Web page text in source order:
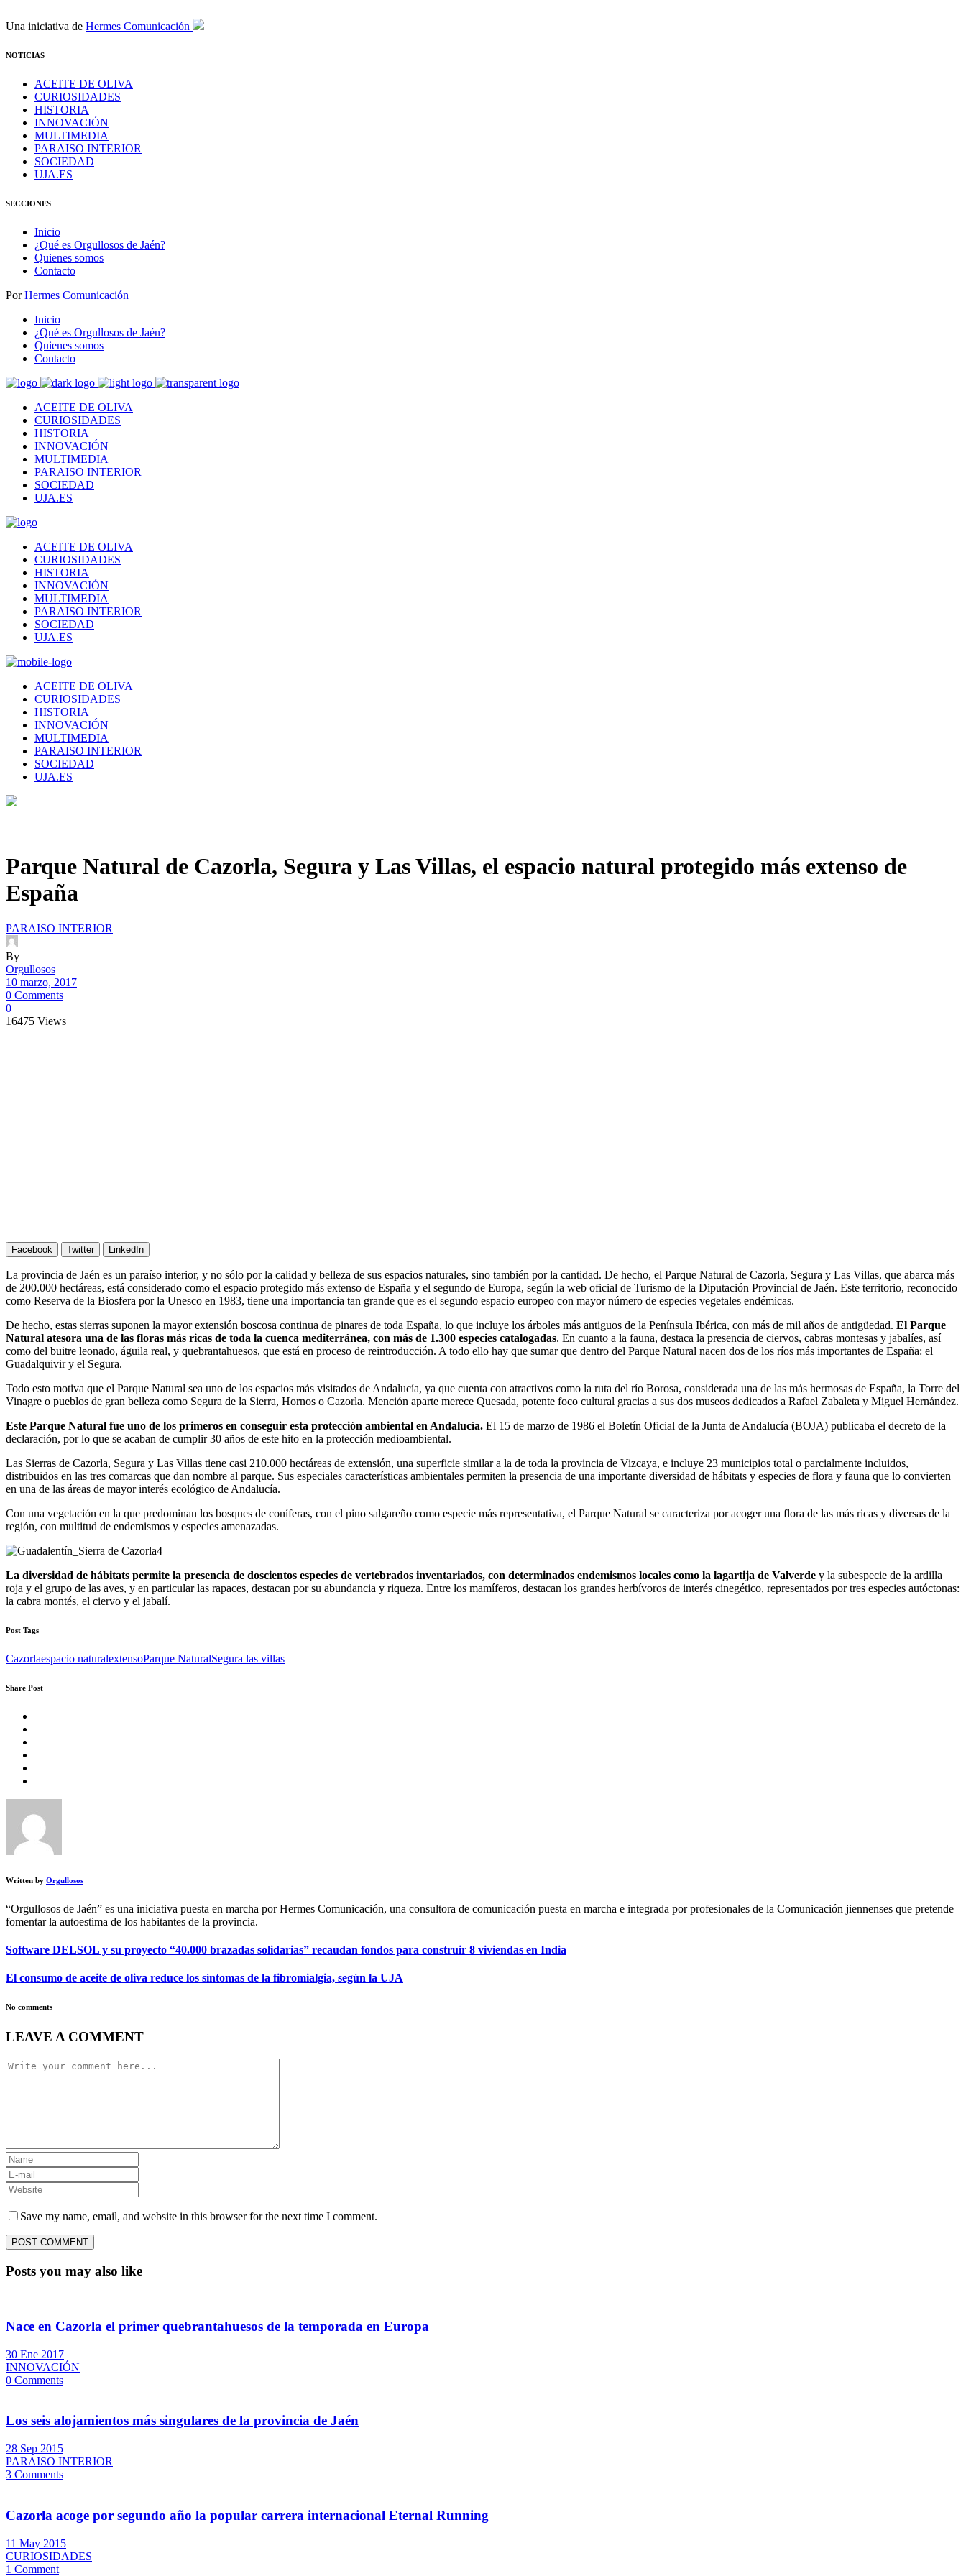
Una iniciativa de Hermes Comunicación
NOTICIAS
ACEITE DE OLIVA
CURIOSIDADES
HISTORIA
INNOVACIÓN
MULTIMEDIA
PARAISO INTERIOR
SOCIEDAD
UJA.ES
SECCIONES
Inicio
¿Qué es Orgullosos de Jaén?
Quienes somos
Contacto
PorHermes Comunicación
Inicio
¿Qué es Orgullosos de Jaén?
Quienes somos
Contacto
ACEITE DE OLIVA
CURIOSIDADES
HISTORIA
INNOVACIÓN
MULTIMEDIA
PARAISO INTERIOR
SOCIEDAD
UJA.ES
ACEITE DE OLIVA
CURIOSIDADES
HISTORIA
INNOVACIÓN
MULTIMEDIA
PARAISO INTERIOR
SOCIEDAD
UJA.ES
ACEITE DE OLIVA
CURIOSIDADES
HISTORIA
INNOVACIÓN
MULTIMEDIA
PARAISO INTERIOR
SOCIEDAD
UJA.ES
Parque Natural de Cazorla, Segura y Las Villas, el espacio natural protegido más extenso de
España
PARAISO INTERIOR
By
Orgullosos
10 marzo, 2017
0 Comments
0
16475 Views
Facebook Twitter LinkedIn
La provincia de Jaén es un paraíso interior, y no sólo por la calidad y belleza de sus espacios naturales, sino también por la cantidad. De hecho, el Parque Natural de Cazorla, Segura y Las Villas, que abarca más
de 200.000 hectáreas, está considerado como el espacio protegido más extenso de España y el segundo de Europa, según la web oficial de Turismo de la Diputación Provincial de Jaén. Este territorio, reconocido
como Reserva de la Biosfera por la Unesco en 1983, tiene una importancia tan grande que es el segundo espacio europeo con mayor número de especies vegetales endémicas.
De hecho, estas sierras suponen la mayor extensión boscosa continua de pinares de toda España, lo que incluye los árboles más antiguos de la Península Ibérica, con más de mil años de antigüedad. El Parque
Natural atesora una de las floras más ricas de toda la cuenca mediterránea, con más de 1.300 especies catalogadas. En cuanto a la fauna, destaca la presencia de ciervos, cabras montesas y jabalíes, así
como del buitre leonado, águila real, y quebrantahuesos, que está en proceso de reintroducción. A todo ello hay que sumar que dentro del Parque Natural nacen dos de los ríos más importantes de España: el
Guadalquivir y el Segura.
Todo esto motiva que el Parque Natural sea uno de los espacios más visitados de Andalucía, ya que cuenta con atractivos como la ruta del río Borosa, considerada una de las más hermosas de España, la Torre del
Vinagre o pueblos de gran belleza como Segura de la Sierra, Hornos o Cazorla. Mención aparte merece Quesada, potente foco cultural gracias a sus dos museos dedicados a Rafael Zabaleta y Miguel Hernández.
Este Parque Natural fue uno de los primeros en conseguir esta protección ambiental en Andalucía. El 15 de marzo de 1986 el Boletín Oficial de la Junta de Andalucía (BOJA) publicaba el decreto de la
declaración, por lo que se acaban de cumplir 30 años de este hito en la protección medioambiental.
Las Sierras de Cazorla, Segura y Las Villas tiene casi 210.000 hectáreas de extensión, una superficie similar a la de toda la provincia de Vizcaya, e incluye 23 municipios total o parcialmente incluidos,
distribuidos en las tres comarcas que dan nombre al parque. Sus especiales características ambientales permiten la presencia de una importante diversidad de hábitats y especies de flora y fauna que lo convierten
en una de las áreas de mayor interés ecológico de Andalucía.
Con una vegetación en la que predominan los bosques de coníferas, con el pino salgareño como especie más representativa, el Parque Natural se caracteriza por acoger una flora de las más ricas y diversas de la
región, con multitud de endemismos y especies amenazadas.
La diversidad de hábitats permite la presencia de doscientos especies de vertebrados inventariados, con determinados endemismos locales como la lagartija de Valverde y la subespecie de la ardilla
roja y el grupo de las aves, y en particular las rapaces, destacan por su abundancia y riqueza. Entre los mamíferos, destacan los grandes herbívoros de interés cinegético, representados por tres especies autóctonas:
la cabra montés, el ciervo y el jabalí.
Post Tags
Cazorlaespacio naturalextensoParque NaturalSegura las villas
Share Post
Written by Orgullosos
“Orgullosos de Jaén” es una iniciativa puesta en marcha por Hermes Comunicación, una consultora de comunicación puesta en marcha e integrada por profesionales de la Comunicación jiennenses que pretende
fomentar la autoestima de los habitantes de la provincia.
Software DELSOL y su proyecto “40.000 brazadas solidarias” recaudan fondos para construir 8 viviendas en India
El consumo de aceite de oliva reduce los síntomas de la fibromialgia, según la UJA
No comments
LEAVE A COMMENT
Save my name, email, and website in this browser for the next time I comment.
Posts you may also like
Nace en Cazorla el primer quebrantahuesos de la temporada en Europa
30 Ene 2017
INNOVACIÓN
0 Comments
Los seis alojamientos más singulares de la provincia de Jaén
28 Sep 2015
PARAISO INTERIOR
3 Comments
Cazorla acoge por segundo año la popular carrera internacional Eternal Running
11 May 2015
CURIOSIDADES
1 Comment